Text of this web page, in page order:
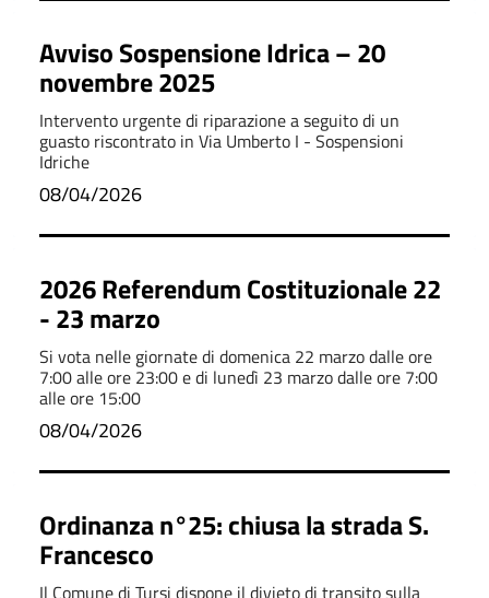
Avviso Sospensione Idrica – 20
novembre 2025
Intervento urgente di riparazione a seguito di un
guasto riscontrato in Via Umberto I - Sospensioni
Idriche
08/04/2026
2026 Referendum Costituzionale 22
- 23 marzo
Si vota nelle giornate di domenica 22 marzo dalle ore
7:00 alle ore 23:00 e di lunedì 23 marzo dalle ore 7:00
alle ore 15:00
08/04/2026
Ordinanza n°25: chiusa la strada S.
Francesco
Il Comune di Tursi dispone il divieto di transito sulla